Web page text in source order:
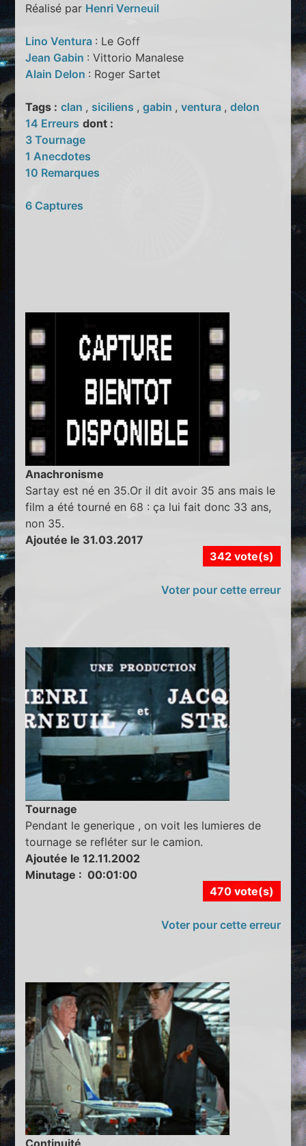
Réalisé par Henri Verneuil
Lino Ventura : Le Goff
Jean Gabin : Vittorio Manalese
Alain Delon : Roger Sartet
Tags : clan , siciliens ,gabin ,ventura ,delon
14 Erreurs dont :
3 Tournage
1 Anecdotes
10 Remarques
6 Captures
Anachronisme
Sartay est né en 35.Or il dit avoir 35 ans mais le
film a été tourné en 68 : ça lui fait donc 33 ans,
non 35.
Ajoutée le 31.03.2017
342 vote(s)
Voter pour cette erreur
Tournage
Pendant le generique , on voit les lumieres de
tournage se refléter sur le camion.
Ajoutée le 12.11.2002
Minutage : 00:01:00
470 vote(s)
Voter pour cette erreur